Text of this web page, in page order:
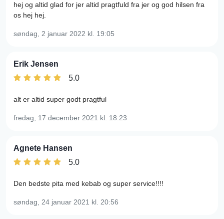
hej og altid glad for jer altid pragtfuld fra jer og god hilsen fra
os hej hej.
søndag, 2 januar 2022 kl. 19:05
Erik Jensen
5.0
alt er altid super godt pragtful
fredag, 17 december 2021 kl. 18:23
Agnete Hansen
5.0
Den bedste pita med kebab og super service!!!!
søndag, 24 januar 2021 kl. 20:56